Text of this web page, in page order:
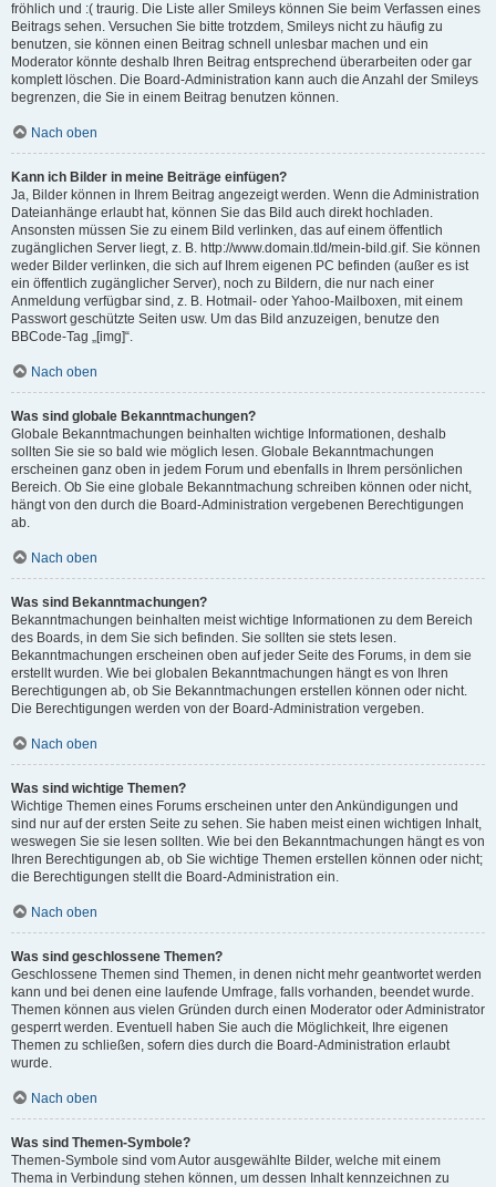
fröhlich und :( traurig. Die Liste aller Smileys können Sie beim Verfassen eines
Beitrags sehen. Versuchen Sie bitte trotzdem, Smileys nicht zu häufig zu
benutzen, sie können einen Beitrag schnell unlesbar machen und ein
Moderator könnte deshalb Ihren Beitrag entsprechend überarbeiten oder gar
komplett löschen. Die Board-Administration kann auch die Anzahl der Smileys
begrenzen, die Sie in einem Beitrag benutzen können.
Nach oben
Kann ich Bilder in meine Beiträge einfügen?
Ja, Bilder können in Ihrem Beitrag angezeigt werden. Wenn die Administration
Dateianhänge erlaubt hat, können Sie das Bild auch direkt hochladen.
Ansonsten müssen Sie zu einem Bild verlinken, das auf einem öffentlich
zugänglichen Server liegt, z. B. http://www.domain.tld/mein-bild.gif. Sie können
weder Bilder verlinken, die sich auf Ihrem eigenen PC befinden (außer es ist
ein öffentlich zugänglicher Server), noch zu Bildern, die nur nach einer
Anmeldung verfügbar sind, z. B. Hotmail- oder Yahoo-Mailboxen, mit einem
Passwort geschützte Seiten usw. Um das Bild anzuzeigen, benutze den
BBCode-Tag „[img]“.
Nach oben
Was sind globale Bekanntmachungen?
Globale Bekanntmachungen beinhalten wichtige Informationen, deshalb
sollten Sie sie so bald wie möglich lesen. Globale Bekanntmachungen
erscheinen ganz oben in jedem Forum und ebenfalls in Ihrem persönlichen
Bereich. Ob Sie eine globale Bekanntmachung schreiben können oder nicht,
hängt von den durch die Board-Administration vergebenen Berechtigungen
ab.
Nach oben
Was sind Bekanntmachungen?
Bekanntmachungen beinhalten meist wichtige Informationen zu dem Bereich
des Boards, in dem Sie sich befinden. Sie sollten sie stets lesen.
Bekanntmachungen erscheinen oben auf jeder Seite des Forums, in dem sie
erstellt wurden. Wie bei globalen Bekanntmachungen hängt es von Ihren
Berechtigungen ab, ob Sie Bekanntmachungen erstellen können oder nicht.
Die Berechtigungen werden von der Board-Administration vergeben.
Nach oben
Was sind wichtige Themen?
Wichtige Themen eines Forums erscheinen unter den Ankündigungen und
sind nur auf der ersten Seite zu sehen. Sie haben meist einen wichtigen Inhalt,
weswegen Sie sie lesen sollten. Wie bei den Bekanntmachungen hängt es von
Ihren Berechtigungen ab, ob Sie wichtige Themen erstellen können oder nicht;
die Berechtigungen stellt die Board-Administration ein.
Nach oben
Was sind geschlossene Themen?
Geschlossene Themen sind Themen, in denen nicht mehr geantwortet werden
kann und bei denen eine laufende Umfrage, falls vorhanden, beendet wurde.
Themen können aus vielen Gründen durch einen Moderator oder Administrator
gesperrt werden. Eventuell haben Sie auch die Möglichkeit, Ihre eigenen
Themen zu schließen, sofern dies durch die Board-Administration erlaubt
wurde.
Nach oben
Was sind Themen-Symbole?
Themen-Symbole sind vom Autor ausgewählte Bilder, welche mit einem
Thema in Verbindung stehen können, um dessen Inhalt kennzeichnen zu